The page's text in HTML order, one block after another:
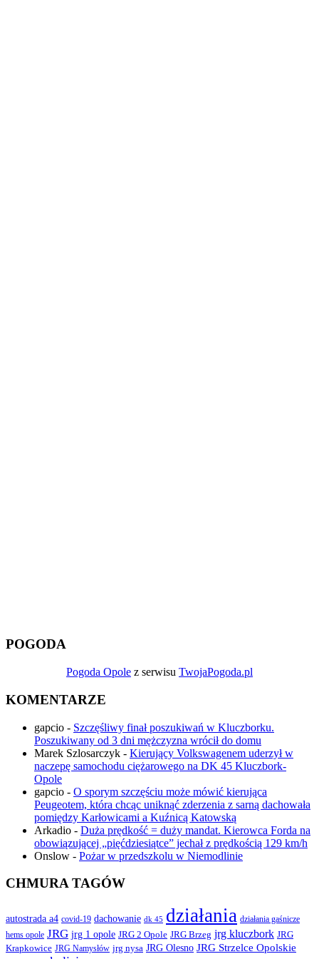
POGODA
Pogoda Opole z serwisu TwojaPogoda.pl
KOMENTARZE
gapcio - Szczęśliwy finał poszukiwań w Kluczborku.
Poszukiwany od 3 dni mężczyzna wrócił do domu
Marek Szlosarczyk - Kierujący Volkswagenem uderzył w
naczepę samochodu ciężarowego na DK 45 Kluczbork-
Opole
gapcio - O sporym szczęściu może mówić kierująca
Peugeotem, która chcąc uniknąć zderzenia z sarną dachowała
pomiędzy Karłowicami a Kuźnicą Katowską
Arkadio - Duża prędkość = duży mandat. Kierowca Forda na
obowiązującej „pięćdziesiątce” jechał z prędkością 129 km/h
Onslow - Pożar w przedszkolu w Niemodlinie
CHMURA TAGÓW
autostrada a4 covid-19 dachowanie dk 45 działania działania gaśnicze
hems opole JRG jrg 1 opole JRG 2 Opole JRG Brzeg jrg kluczbork JRG
Krapkowice JRG Namysłów jrg nysa JRG Olesno JRG Strzelce Opolskie